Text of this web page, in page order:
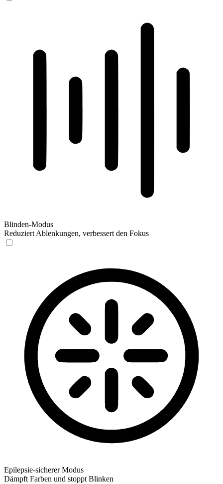
Blinden-Modus
Reduziert Ablenkungen, verbessert den Fokus
Epilepsie-sicherer Modus
Dämpft Farben und stoppt Blinken